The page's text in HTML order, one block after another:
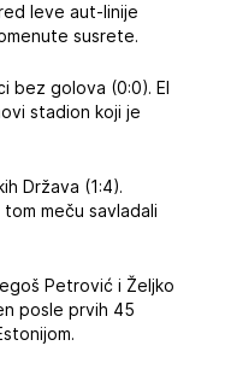
leve aut-linije
susrete.
bez golova (0:0). El
stadion koji je
Država (1:4).
meču savladali
Petrović i Željko
posle prvih 45